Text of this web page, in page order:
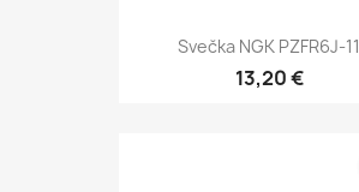
Svečka NGK PZFR6J-11
13,20 €